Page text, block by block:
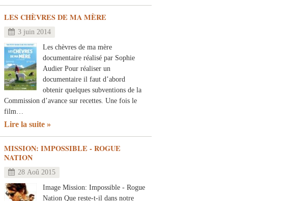
LES CHÈVRES DE MA MÈRE
3 juin 2014
Les chèvres de ma mère
documentaire réalisé par Sophie
Audier Pour réaliser un
documentaire il faut d’abord
obtenir quelques subventions de la
Commission d’avance sur recettes. Une fois le
film…
Lire la suite
MISSION: IMPOSSIBLE - ROGUE
NATION
28 Aoû 2015
Image Mission: Impossible - Rogue
Nation Que reste-t-il dans notre